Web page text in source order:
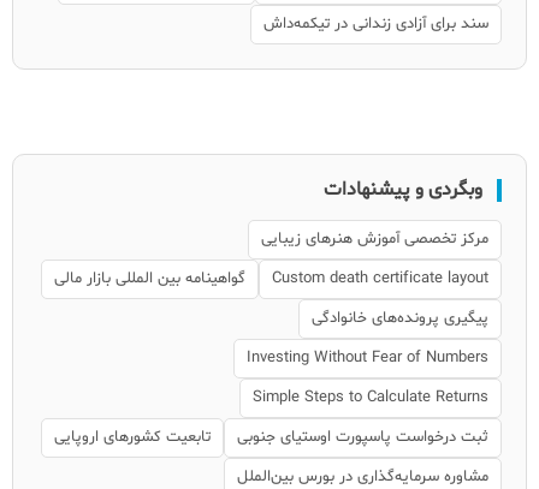
سند برای آزادی زندانی در تیکمه‌داش
وبگردی و پیشنهادات
مرکز تخصصی آموزش هنرهای زیبایی
Custom death certificate layout
گواهینامه بین المللی بازار مالی
پیگیری پرونده‌های خانوادگی
Investing Without Fear of Numbers
Simple Steps to Calculate Returns
ثبت درخواست پاسپورت اوستیای جنوبی
تابعیت کشورهای اروپایی
مشاوره سرمایه‌گذاری در بورس بین‌الملل